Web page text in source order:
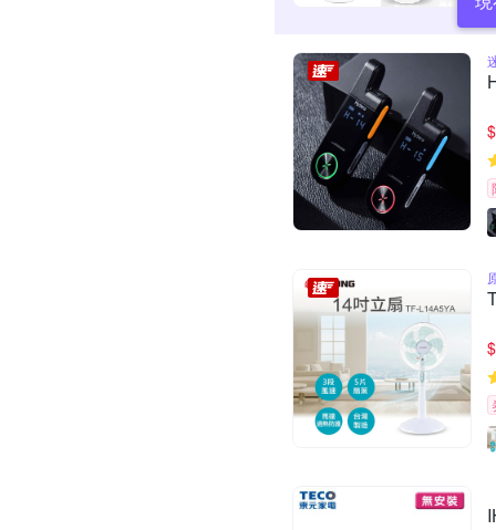
$
$